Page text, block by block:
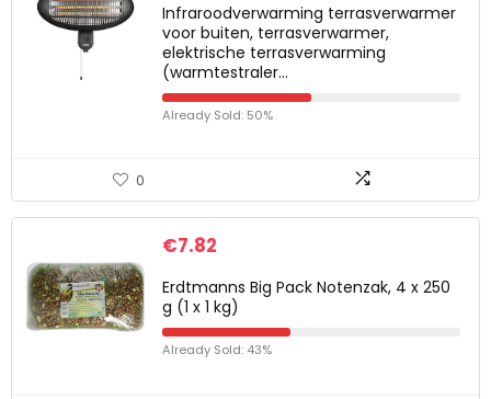
Infraroodverwarming terrasverwarmer
voor buiten, terrasverwarmer,
elektrische terrasverwarming
(warmtestraler…
Already Sold: 50%
0
€7.82
Erdtmanns Big Pack Notenzak, 4 x 250
g (1 x 1 kg)
Already Sold: 43%